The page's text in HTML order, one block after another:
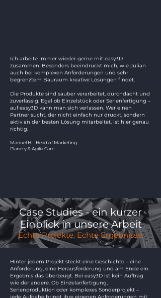
Ich arbeite immer wieder gerne mit easy3D
zusammen. Besonders beeindruckt mich, wie Julian
auch bei komplexen Anforderungen und sehr
begrenztem Bauraum kreative Lösungen findet.
Die Produkte sind sauber verarbeitet, durchdacht und
zuverlässig. Egal ob Einzelstück oder Serienfertigung –
auf easy3D kann man sich verlassen. Wer einen
Partner sucht, der nicht einfach nur druckt, sondern
aktiv an der besten Lösung mitarbeitet, ist hier genau
richtig.
Manuel H. - Head of Marketing
Planery & Agilia Care
Case Studies - ein kurzer
Einblick in unsere Arbeit
Echte Projekte. Echte Ergebnisse.
Hinter jedem Projekt steckt eine Geschichte – eine
Anforderung, eine Herausforderung und am Ende ein
Ergebnis das überzeugt. Bei easy3D ist kein Auftrag
wie der andere. Ob Einzelanfertigung,
Serienproduktion oder komplexes Sonderprojekt –